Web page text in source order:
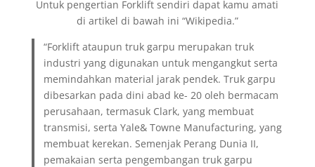
Untuk pengertian Forklift sendiri dapat kamu amati
di artikel di bawah ini “Wikipedia.”
“Forklift ataupun truk garpu merupakan truk
industri yang digunakan untuk mengangkut serta
memindahkan material jarak pendek. Truk garpu
dibesarkan pada dini abad ke- 20 oleh bermacam
perusahaan, termasuk Clark, yang membuat
transmisi, serta Yale& Towne Manufacturing, yang
membuat kerekan. Semenjak Perang Dunia II,
pemakaian serta pengembangan truk garpu